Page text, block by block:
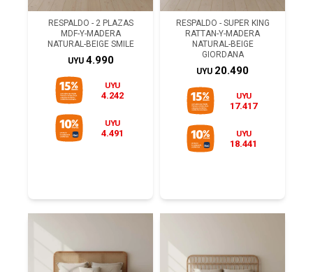
RESPALDO - 2 PLAZAS
MDF-Y-MADERA
NATURAL-BEIGE SMILE
UYU 4.990
UYU
4.242
UYU
4.491
RESPALDO - SUPER KING
RATTAN-Y-MADERA
NATURAL-BEIGE
GIORDANA
UYU 20.490
UYU
17.417
UYU
18.441